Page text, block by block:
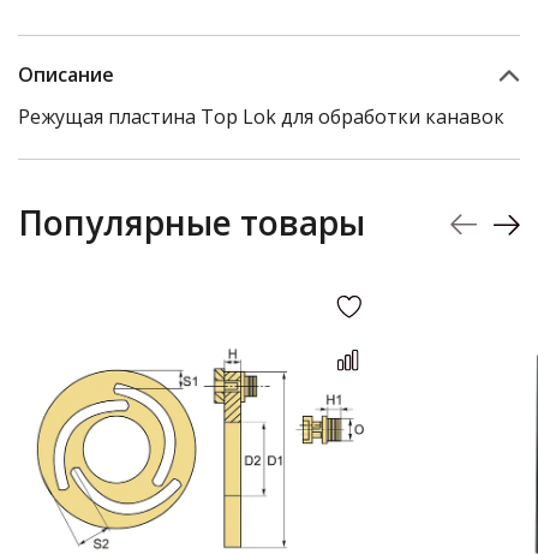
Описание
Режущая пластина Top Lok для обработки канавок
Популярные товары